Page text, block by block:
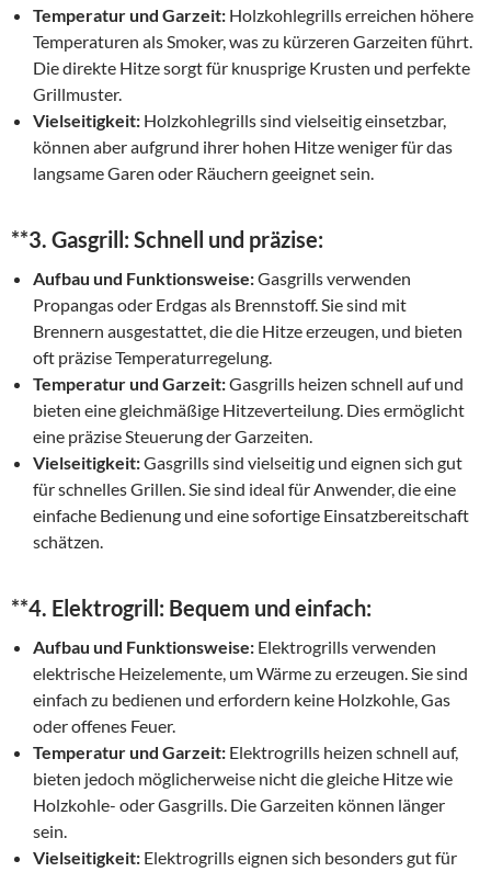
Temperatur und Garzeit: Holzkohlegrills erreichen höhere
Temperaturen als Smoker, was zu kürzeren Garzeiten führt.
Die direkte Hitze sorgt für knusprige Krusten und perfekte
Grillmuster.
Vielseitigkeit: Holzkohlegrills sind vielseitig einsetzbar,
können aber aufgrund ihrer hohen Hitze weniger für das
langsame Garen oder Räuchern geeignet sein.
**3. Gasgrill: Schnell und präzise:
Aufbau und Funktionsweise:Gasgrills verwenden
Propangas oder Erdgas als Brennstoff. Sie sind mit
Brennern ausgestattet, die die Hitze erzeugen, und bieten
oft präzise Temperaturregelung.
Temperatur und Garzeit:Gasgrills heizen schnell auf und
bieten eine gleichmäßige Hitzeverteilung. Dies ermöglicht
eine präzise Steuerung der Garzeiten.
Vielseitigkeit:Gasgrills sind vielseitig und eignen sich gut
für schnelles Grillen. Sie sind ideal für Anwender, die eine
einfache Bedienung und eine sofortige Einsatzbereitschaft
schätzen.
**4. Elektrogrill: Bequem und einfach:
Aufbau und Funktionsweise: Elektrogrills verwenden
elektrische Heizelemente, um Wärme zu erzeugen. Sie sind
einfach zu bedienen und erfordern keine Holzkohle, Gas
oder offenes Feuer.
Temperatur und Garzeit: Elektrogrills heizen schnell auf,
bieten jedoch möglicherweise nicht die gleiche Hitze wie
Holzkohle- oder Gasgrills. Die Garzeiten können länger
sein.
Vielseitigkeit: Elektrogrills eignen sich besonders gut für